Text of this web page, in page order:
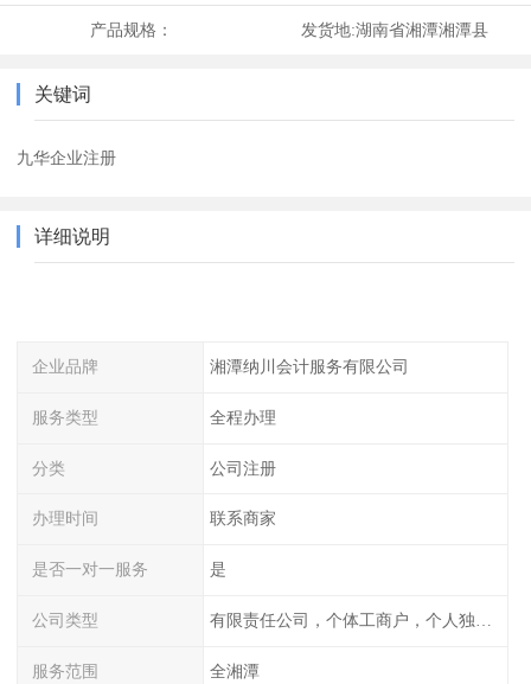
产品规格： 发货地:湖南省湘潭湘潭县
关键词
九华企业注册
详细说明
企业品牌 湘潭纳川会计服务有限公司
服务类型 全程办理
分类 公司注册
办理时间 联系商家
是否一对一服务 是
公司类型
服务范围 全湘潭